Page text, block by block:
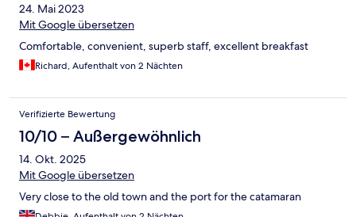
24. Mai 2023
Mit Google übersetzen
Comfortable, convenient, superb staff, excellent breakfast
Richard, Aufenthalt von 2 Nächten
Verifizierte Bewertung
10/10 – Außergewöhnlich
14. Okt. 2025
Mit Google übersetzen
Very close to the old town and the port for the catamaran